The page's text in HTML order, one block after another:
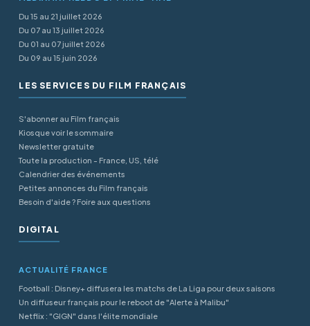
Du 15 au 21 juillet 2026
Du 07 au 13 juillet 2026
Du 01 au 07 juillet 2026
Du 09 au 15 juin 2026
LES SERVICES DU FILM FRANÇAIS
S'abonner au Film français
Kiosque voir le sommaire
Newsletter gratuite
Toute la production - France, US, télé
Calendrier des événements
Petites annonces du Film français
Besoin d'aide ? Foire aux questions
DIGITAL
ACTUALITÉ FRANCE
Football : Disney+ diffusera les matchs de La Liga pour deux saisons
Un diffuseur français pour le reboot de "Alerte à Malibu"
Netflix : "GIGN" dans l'élite mondiale